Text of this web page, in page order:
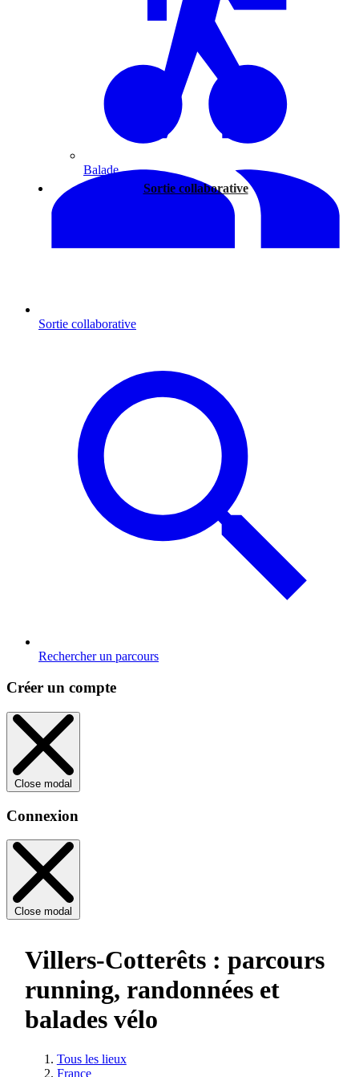
Balade
Sortie collaborative
Sortie collaborative
Rechercher un parcours
Créer un compte
Close modal
Connexion
Close modal
Villers-Cotterêts : parcours
running, randonnées et
balades vélo
Tous les lieux
France